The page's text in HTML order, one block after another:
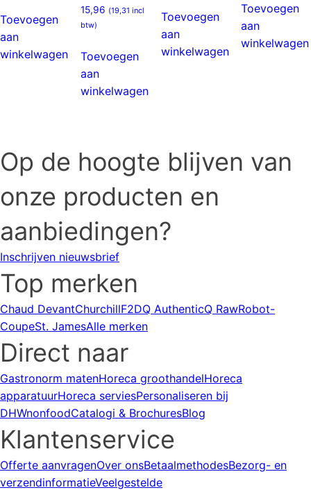
Toevoegen
aan
winkelwagen
15,96 (19,31 incl
btw)
Toevoegen
aan
winkelwagen
Toevoegen
aan
winkelwagen
Toevoegen
aan
winkelwagen
Op de hoogte blijven van
onze producten en
aanbiedingen?
Inschrijven nieuwsbrief
Top merken
Chaud DevantChurchillF2DQ AuthenticQ RawRobot-
CoupeSt. JamesAlle merken
Direct naar
Gastronorm matenHoreca groothandelHoreca
apparatuurHoreca serviesPersonaliseren bij
DHWnonfoodCatalogi & BrochuresBlog
Klantenservice
Offerte aanvragenOver onsBetaalmethodesBezorg- en
verzendinformatieVeelgestelde